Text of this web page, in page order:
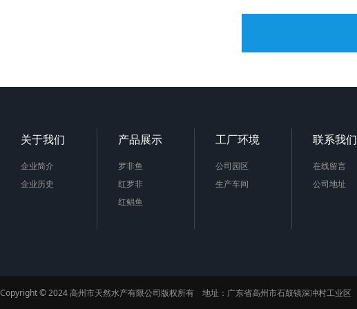
关于我们
企业简介
企业历史
产品展示
罗非鱼
红罗非
红鲳鱼
工厂环境
公司园区
生产车间
联系我们
在线留言
公司地址
Copyright © 2024 高州市天然水产有限公司版权所有 地址：广东省高州市石鼓镇深冲村工业区